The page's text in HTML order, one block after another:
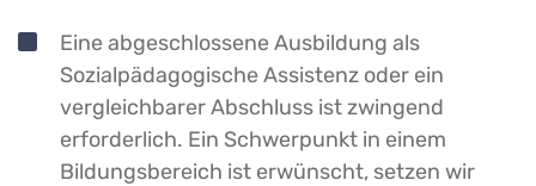
Eine abgeschlossene Ausbildung als
Sozialpädagogische Assistenz oder ein
vergleichbarer Abschluss ist zwingend
erforderlich. Ein Schwerpunkt in einem
Bildungsbereich ist erwünscht, setzen wir